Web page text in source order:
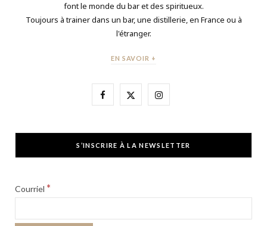
font le monde du bar et des spiritueux.
Toujours à trainer dans un bar, une distillerie, en France ou à
l'étranger.
EN SAVOIR +
F
e
X
w
I
t
S’INSCRIRE À LA NEWSLETTER
Courriel *